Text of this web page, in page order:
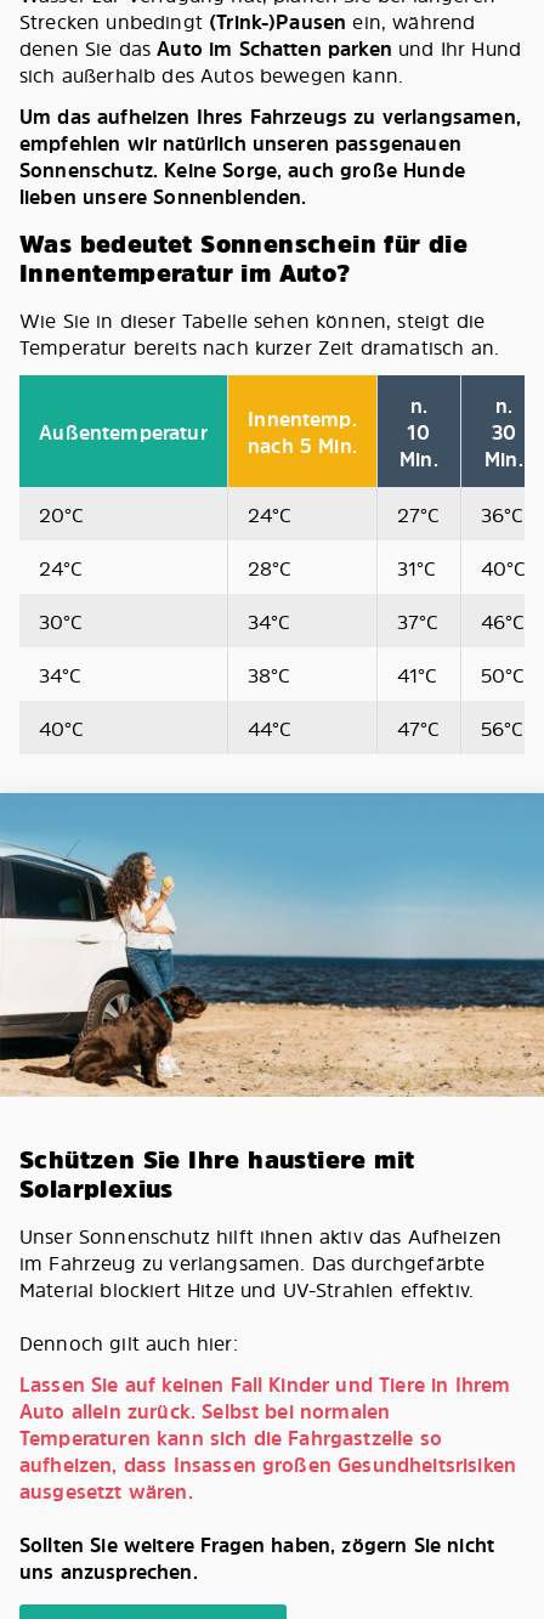
Strecken unbedingt (Trink-)Pausen ein, während
denen Sie dasAuto im Schatten parken und Ihr Hund
sich außerhalb des Autos bewegen kann.
Um das aufheizen Ihres Fahrzeugs zu verlangsamen,
empfehlen wir natürlich unseren passgenauen
Sonnenschutz. Keine Sorge, auch große Hunde
lieben unsere Sonnenblenden.
Was bedeutet Sonnenschein für die
Innentemperatur im Auto?
Wie Sie in dieser Tabelle sehen können, steigt die
Temperatur bereits nach kurzer Zeit dramatisch an.
Außentemperatur
Innentemp.
nach 5 Min.
n.
10
Min.
n.
30
Min.
20°C 24°C 27°C
36°C
24°C
28°C 31°C
40°C
30°C
34°C 37°C
46°C
34°C
38°C 41°C
50°C
40°C
44°C 47°C 56°C
Schützen Sie Ihre haustiere mit
Solarplexius
Unser Sonnenschutz hilft ihnen aktiv das Aufheizen
im Fahrzeug zu verlangsamen. Das durchgefärbte
Material blockiert Hitze und UV-Strahlen effektiv.
Dennoch gilt auch hier:
Lassen Sie auf keinen Fall Kinder und Tiere in Ihrem
Auto allein zurück. Selbst bei normalen
Temperaturen kann sich die Fahrgastzelle so
aufheizen, dass Insassen großen Gesundheitsrisiken
ausgesetzt wären.
Sollten Sie weitere Fragen haben, zögern Sie nicht
uns anzusprechen.